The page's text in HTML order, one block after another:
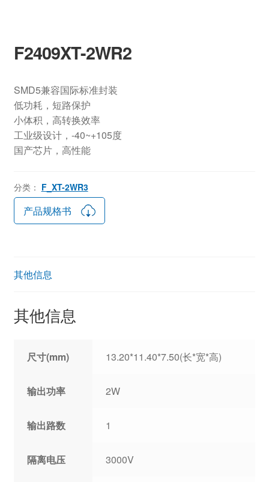
F2409XT-2WR2
SMD5兼容国际标准封装
低功耗，短路保护
小体积，高转换效率
工业级设计，-40~+105度
国产芯片，高性能
分类： F_XT-2WR3
产品规格书
其他信息
其他信息
尺寸(mm) 13.20*11.40*7.50(长*宽*高)
输出功率 2W
输出路数 1
隔离电压 3000V